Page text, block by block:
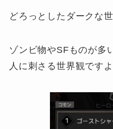
どろっとしたダークな
ゾンビ物やSFものが多
人に刺さる世界観ですよ